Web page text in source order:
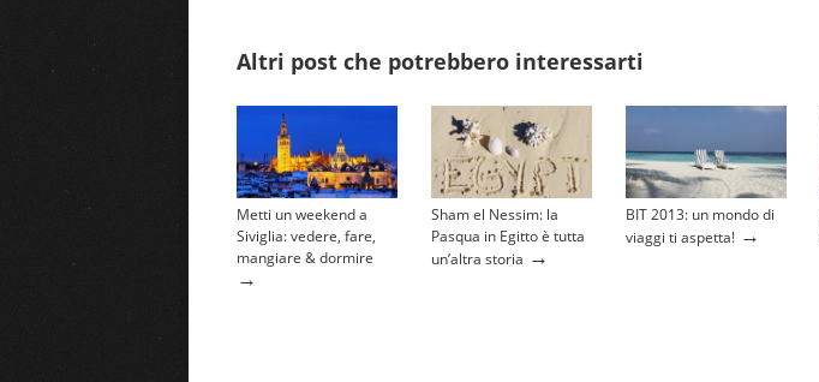
Altri post che potrebbero interessarti
Metti un weekend a
Siviglia: vedere, fare,
mangiare & dormire
→
Sham el Nessim: la
Pasqua in Egitto è tutta
un’altra storia →
BIT 2013: un mondo di
viaggi ti aspetta! →